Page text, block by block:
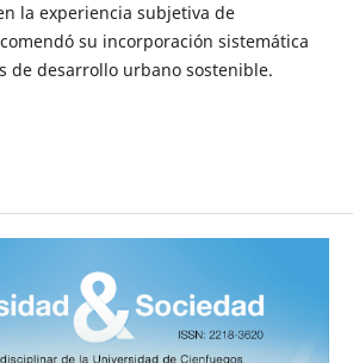
la experiencia subjetiva de
su incorporación sistemática
de desarrollo urbano sostenible.